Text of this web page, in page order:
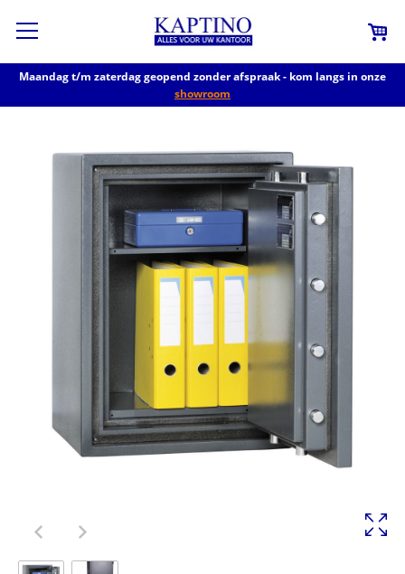
Maandag t/m zaterdag geopend zonder afspraak - kom langs in onze
showroom